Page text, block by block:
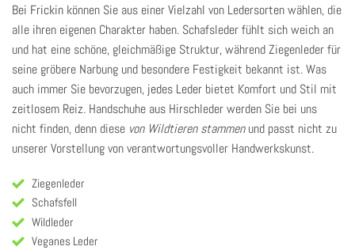
Bei Frickin können Sie aus einer Vielzahl von Ledersorten wählen, die
alle ihren eigenen Charakter haben. Schafsleder fühlt sich weich an
und hat eine schöne, gleichmäßige Struktur, während Ziegenleder für
seine gröbere Narbung und besondere Festigkeit bekannt ist. Was
auch immer Sie bevorzugen, jedes Leder bietet Komfort und Stil mit
zeitlosem Reiz. Handschuhe aus Hirschleder werden Sie bei uns
nicht finden, denn diese von Wildtieren stammenund passt nicht zu
unserer Vorstellung von verantwortungsvoller Handwerkskunst.
Ziegenleder
Schafsfell
Wildleder
Veganes Leder